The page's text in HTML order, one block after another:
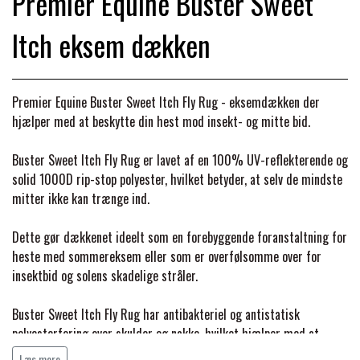
TERAPI PRODUKTER
STRØMPER
HUER & HALSTØRKLÆDER
GAVEARTIKLER VOKSNE
BØRN & JUNIOR
INSEKTBESKYTTELSE
TILSKUD & VITAMINER
STALD & FOLD
SKO & SMEDEVÆRKTØJ
TRAVDÆKKEN & TILBEHØR
SKO & VÆRKTØJ
VOGNE & TILBEHØR
TRAV KUSK
PONYTRAV
PREMIER EQUINE LINERS & DÆKKEN
TILBEHØR
PREMIER EQUINE WALKER & RIDEDÆKKEN
PREMIER EQUINE INSEKTBESKYTTELSE
PREMIER EQUINE MAGNET & INFRARØD
TERAPI
PREMIER EQUINE GRIMER & TRÆKTOV
PREMIER EQUINE TRENSE & TILBEHØR
CARR & DAY & MARTIN
CUSTOM
DELTACAST
FENWICK LIQUID TITANIUM®
FINNTACK
Itch eksem dækken
Premier Equine Buster Sweet Itch Fly Rug - eksemdækken der
hjælper med at beskytte din hest mod insekt- og mitte bid.
Buster Sweet Itch Fly Rug er lavet af en 100% UV-reflekterende og
solid 1000D rip-stop polyester, hvilket betyder, at selv de mindste
mitter ikke kan trænge ind.
Dette gør dækkenet ideelt som en forebyggende foranstaltning for
heste med sommereksem eller som er overfølsomme over for
insektbid og solens skadelige stråler.
Buster Sweet Itch Fly Rug har antibakteriel og antistatisk
polyesterforing over skulder og nakke, hvilket hjælper med at
forhindre slid.